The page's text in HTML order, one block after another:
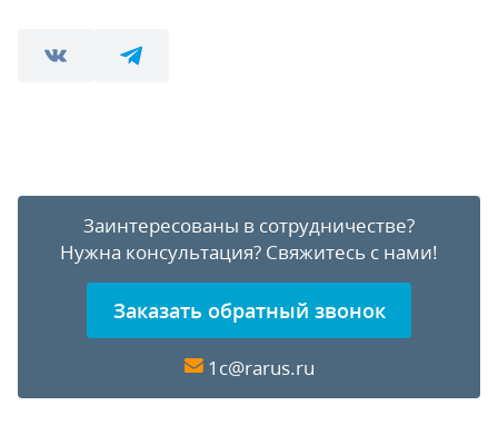
Заинтересованы в сотрудничестве?
Нужна консультация? Свяжитесь с нами!
Заказать обратный звонок
1c@rarus.ru